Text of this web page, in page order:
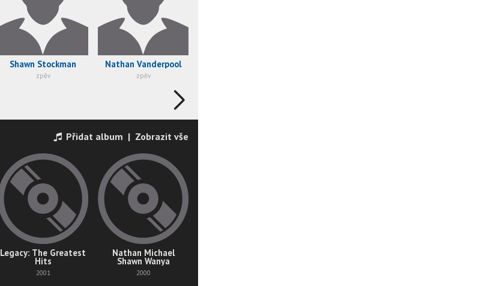
Shawn Stockman
zpěv
Nathan Vanderpool
zpěv
Přidat album | Zobrazit vše
Legacy: The Greatest
Hits
2001
Nathan Michael
Shawn Wanya
2000